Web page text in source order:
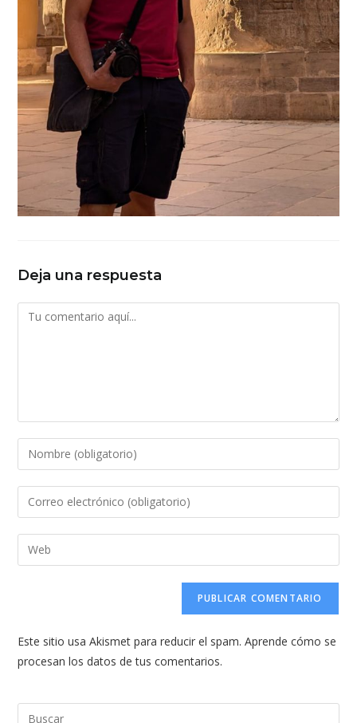
Deja una respuesta
Comentario
Introduce
tu
nombre
de
usuario
Introduce
tu
dirección
de
comentar
Introduce
la
web
(opcional)
Este sitio usa Akismet para reducir el spam.Aprende cómo se
procesan los datos de tus comentarios.